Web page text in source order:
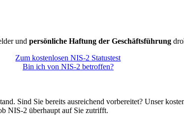
undpersönliche Haftung der Geschäftsführung
Zum kostenlosen NIS-2 Statustest
Bin ich von NIS-2 betroffen?
Sind Sie bereits ausreichend vorbereitet? Unser
NIS-2 überhaupt auf Sie zutrifft.